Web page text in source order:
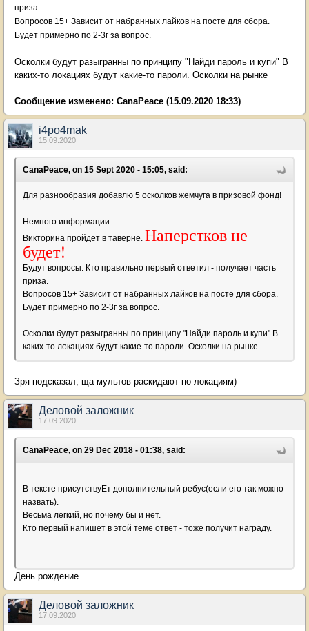
приза.
Вопросов 15+ Зависит от набранных лайков на посте для сбора.
Будет примерно по 2-3г за вопрос.
Осколки будут разыгранны по принципу "Найди пароль и купи" В
каких-то локациях будут какие-то пароли. Осколки на рынке
Сообщение изменено: CanaPeace (15.09.2020 18:33)
i4po4mak
15.09.2020
CanaPeace, on 15 Sept 2020 - 15:05, said:
Для разнообразия добавлю 5 осколков жемчуга в призовой фонд!
Немного информации.
Викторина пройдет в таверне. Наперстков не
будет!
Будут вопросы. Кто правильно первый ответил - получает часть
приза.
Вопросов 15+ Зависит от набранных лайков на посте для сбора.
Будет примерно по 2-3г за вопрос.
Осколки будут разыгранны по принципу "Найди пароль и купи" В
каких-то локациях будут какие-то пароли. Осколки на рынке
Зря подсказал, ща мультов раскидают по локациям)
Деловой заложник
17.09.2020
CanaPeace, on 29 Dec 2018 - 01:38, said:
В тексте присутствуЕт дополнительный ребус(если его так можно
назвать).
Весьма легкий, но почему бы и нет.
Кто первый напишет в этой теме ответ - тоже получит награду.
День рождение
Деловой заложник
17.09.2020